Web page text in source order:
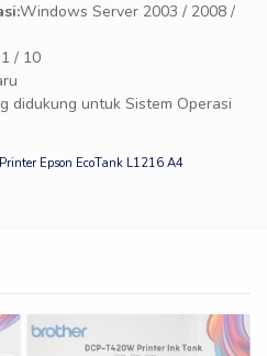
Windows Server 2003 / 2008 /
/ 10
didukung untuk Sistem Operasi
Printer Epson EcoTank L1216 A4